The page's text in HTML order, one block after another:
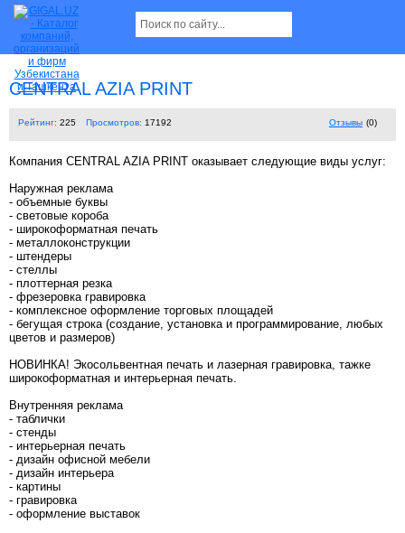
CENTRAL AZIA PRINT
Рейтинг: 225 Просмотров: 17192 Отзывы (0)
Компания CENTRAL AZIA PRINT оказывает следующие виды услуг:
Наружная реклама
- объемные буквы
- световые короба
- широкоформатная печать
- металлоконструкции
- штендеры
- стеллы
- плоттерная резка
- фрезеровка гравировка
- комплексное оформление торговых площадей
- бегущая строка (создание, установка и программирование, любых
цветов и размеров)
НОВИНКА! Экосольвентная печать и лазерная гравировка, тажке
широкоформатная и интерьерная печать.
Внутренняя реклама
- таблички
- стенды
- интерьерная печать
- дизайн офисной мебели
- дизайн интерьера
- картины
- гравировка
- оформление выставок